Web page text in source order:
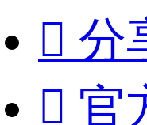
 分
 官